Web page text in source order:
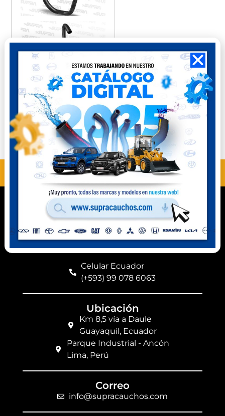
ANTERIOR
MBP-322
SIGUIENTE
Contacto
Celular Perú
(+51) 941 541 444
Celular Ecuador
(+593) 99 078 6063
Ubicación
Km 8,5 vía a Daule
Guayaquil, Ecuador
Parque Industrial - Ancón
Lima, Perú
Correo
info@supracauchos.com